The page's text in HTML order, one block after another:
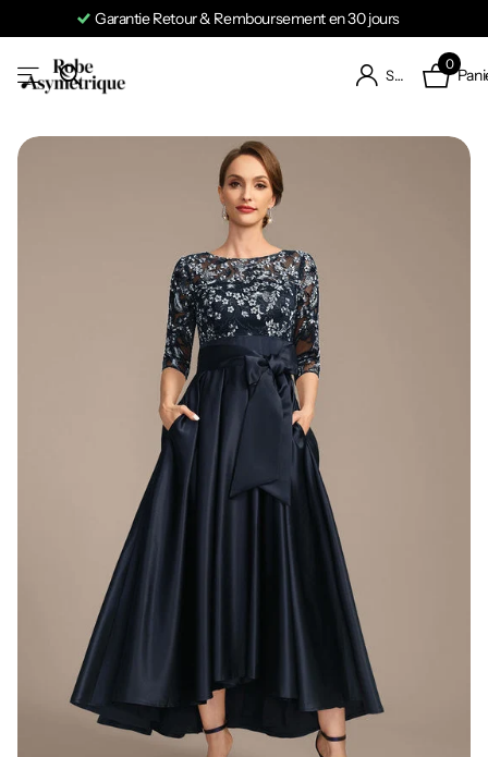
Garantie Retour & Remboursement en 30 jours
S'identifier
0